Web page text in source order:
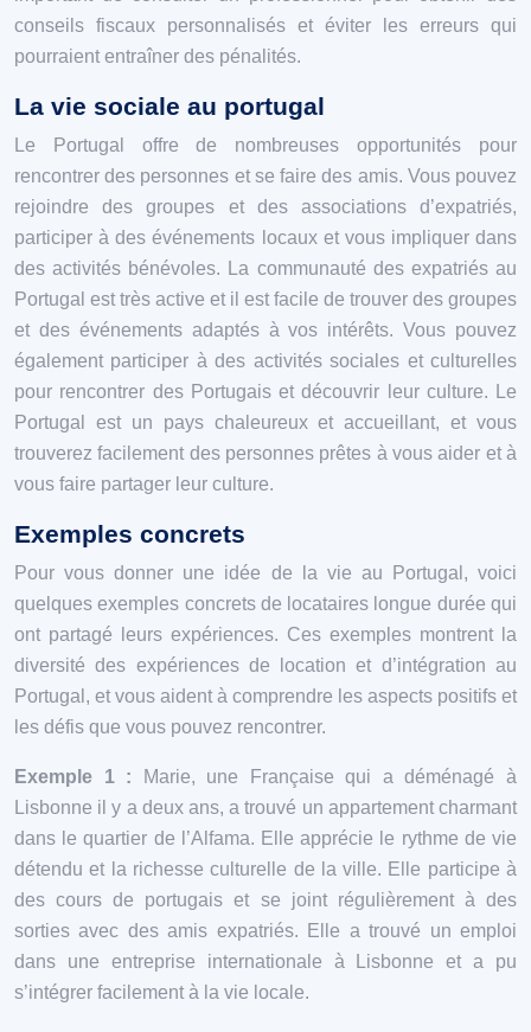
conseils fiscaux personnalisés et éviter les erreurs qui
pourraient entraîner des pénalités.
La vie sociale au portugal
Le Portugal offre de nombreuses opportunités pour
rencontrer des personnes et se faire des amis. Vous pouvez
rejoindre des groupes et des associations d’expatriés,
participer à des événements locaux et vous impliquer dans
des activités bénévoles. La communauté des expatriés au
Portugal est très active et il est facile de trouver des groupes
et des événements adaptés à vos intérêts. Vous pouvez
également participer à des activités sociales et culturelles
pour rencontrer des Portugais et découvrir leur culture. Le
Portugal est un pays chaleureux et accueillant, et vous
trouverez facilement des personnes prêtes à vous aider et à
vous faire partager leur culture.
Exemples concrets
Pour vous donner une idée de la vie au Portugal, voici
quelques exemples concrets de locataires longue durée qui
ont partagé leurs expériences. Ces exemples montrent la
diversité des expériences de location et d’intégration au
Portugal, et vous aident à comprendre les aspects positifs et
les défis que vous pouvez rencontrer.
Exemple 1 :
Marie, une Française qui a déménagé à
Lisbonne il y a deux ans, a trouvé un appartement charmant
dans le quartier de l’Alfama. Elle apprécie le rythme de vie
détendu et la richesse culturelle de la ville. Elle participe à
des cours de portugais et se joint régulièrement à des
sorties avec des amis expatriés. Elle a trouvé un emploi
dans une entreprise internationale à Lisbonne et a pu
s’intégrer facilement à la vie locale.